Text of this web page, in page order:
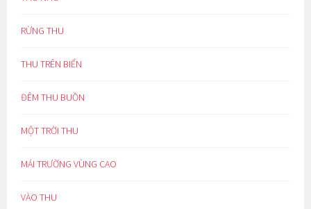
RỪNG THU
THU TRÊN BIỂN
ĐÊM THU BUỒN
MỘT TRỜI THU
MÁI TRƯỜNG VÙNG CAO
VÀO THU